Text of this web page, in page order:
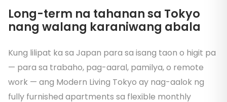
Long-term na tahanan sa Tokyo
nang walang karaniwang abala
Kung lilipat ka sa Japan para sa isang taon o higit pa
— para sa trabaho, pag-aaral, pamilya, o remote
work — ang Modern Living Tokyo ay nag-aalok ng
fully furnished apartments sa flexible monthly